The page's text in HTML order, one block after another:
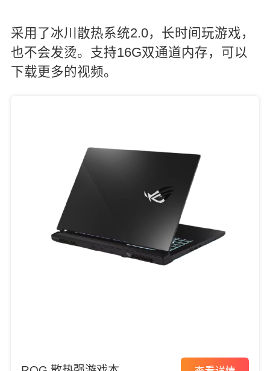
采用了冰川散热系统2.0，长时间玩游戏，
也不会发烫。支持16G双通道内存，可以
下载更多的视频。